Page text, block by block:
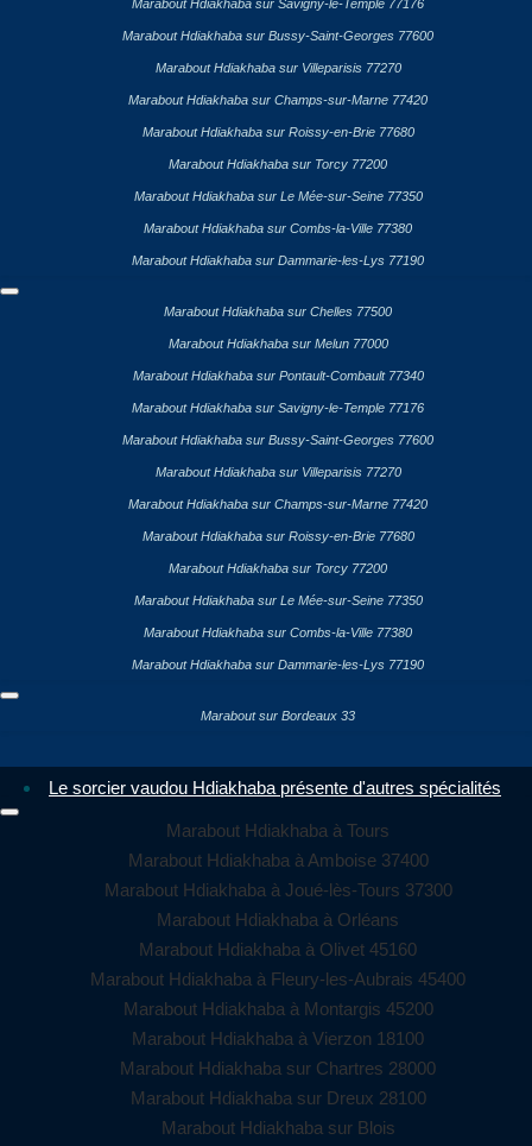
Marabout Hdiakhaba sur Savigny-le-Temple 77176
Marabout Hdiakhaba sur Bussy-Saint-Georges 77600
Marabout Hdiakhaba sur Villeparisis 77270
Marabout Hdiakhaba sur Champs-sur-Marne 77420
Marabout Hdiakhaba sur Roissy-en-Brie 77680
Marabout Hdiakhaba sur Torcy 77200
Marabout Hdiakhaba sur Le Mée-sur-Seine 77350
Marabout Hdiakhaba sur Combs-la-Ville 77380
Marabout Hdiakhaba sur Dammarie-les-Lys 77190
Marabout Hdiakhaba sur Chelles 77500
Marabout Hdiakhaba sur Melun 77000
Marabout Hdiakhaba sur Pontault-Combault 77340
Marabout Hdiakhaba sur Savigny-le-Temple 77176
Marabout Hdiakhaba sur Bussy-Saint-Georges 77600
Marabout Hdiakhaba sur Villeparisis 77270
Marabout Hdiakhaba sur Champs-sur-Marne 77420
Marabout Hdiakhaba sur Roissy-en-Brie 77680
Marabout Hdiakhaba sur Torcy 77200
Marabout Hdiakhaba sur Le Mée-sur-Seine 77350
Marabout Hdiakhaba sur Combs-la-Ville 77380
Marabout Hdiakhaba sur Dammarie-les-Lys 77190
Marabout sur Bordeaux 33
Le sorcier vaudou Hdiakhaba présente d'autres spécialités
Marabout Hdiakhaba à Tours
Marabout Hdiakhaba à Amboise 37400
Marabout Hdiakhaba à Joué-lès-Tours 37300
Marabout Hdiakhaba à Orléans
Marabout Hdiakhaba à Olivet 45160
Marabout Hdiakhaba à Fleury-les-Aubrais 45400
Marabout Hdiakhaba à Montargis 45200
Marabout Hdiakhaba à Vierzon 18100
Marabout Hdiakhaba sur Chartres 28000
Marabout Hdiakhaba sur Dreux 28100
Marabout Hdiakhaba sur Blois